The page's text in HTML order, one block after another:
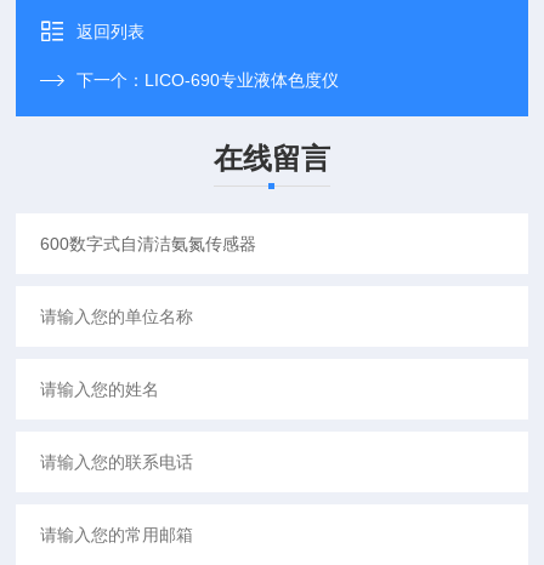
返回列表
下一个： LICO-690专业液体色度仪
在线留言